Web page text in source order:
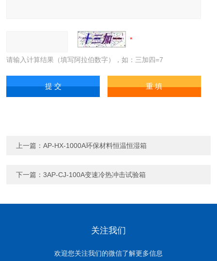
请输入计算结果（填写阿拉伯数字），如：三加四=7
上一篇：AP-HX-1000A环保材料恒温恒湿箱
下一篇：3AP-CJ-100A变速冷热冲击试验箱
关注我们
欢迎您关注我们的微信了解更多信息